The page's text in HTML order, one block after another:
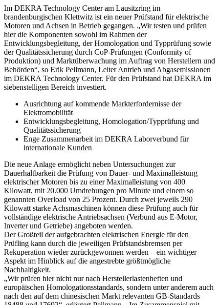
Im DEKRA Technology Center am Lausitzring im
brandenburgischen Klettwitz ist ein neuer Prüfstand für elektrische
Motoren und Achsen in Betrieb gegangen. „Wir testen und prüfen
hier die Komponenten sowohl im Rahmen der
Entwicklungsbegleitung, der Homologation und Typprüfung sowie
der Qualitätssicherung durch CoP-Prüfungen (Conformity of
Produktion) und Marktüberwachung im Auftrag von Herstellern und
Behörden“, so Erik Pellmann, Leiter Antrieb und Abgasemissionen
im DEKRA Technology Center. Für den Prüfstand hat DEKRA im
siebenstelligen Bereich investiert.
Ausrichtung auf kommende Markterfordernisse der
Elektromobilität
Entwicklungsbegleitung, Homologation/Typprüfung und
Qualitätssicherung
Enge Zusammenarbeit im DEKRA Laborverbund für
internationale Kunden
Die neue Anlage ermöglicht neben Untersuchungen zur
Dauerhaltbarkeit die Prüfung von Dauer- und Maximalleistung
elektrischer Motoren bis zu einer Maximalleistung von 400
Kilowatt, mit 20.000 Umdrehungen pro Minute und einem so
genannten Overload von 25 Prozent. Durch zwei jeweils 290
Kilowatt starke Achsmaschinen können diese Prüfung auch für
vollständige elektrische Antriebsachsen (Verbund aus E-Motor,
Inverter und Getriebe) angeboten werden.
Der Großteil der aufgebrachten elektrischen Energie für den
Prüfling kann durch die jeweiligen Prüfstandsbremsen per
Rekuperation wieder zurückgewonnen werden – ein wichtiger
Aspekt im Hinblick auf die angestrebte größtmögliche
Nachhaltigkeit.
„Wir prüfen hier nicht nur nach Herstellerlastenheften und
europäischen Homologationsstandards, sondern unter anderem auch
nach den auf dem chinesischen Markt relevanten GB-Standards